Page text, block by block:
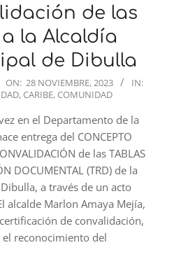
de las
a la Alcaldía
de Dibulla
ON: 28 NOVIEMBRE, 2023
IN:
, CARIBE, COMUNIDAD
en el Departamento de la
entrega del CONCEPTO
de las TABLAS
DOCUMENTAL (TRD) de la
a través de un acto
alcalde Marlon Amaya Mejía,
de convalidación,
el reconocimiento del